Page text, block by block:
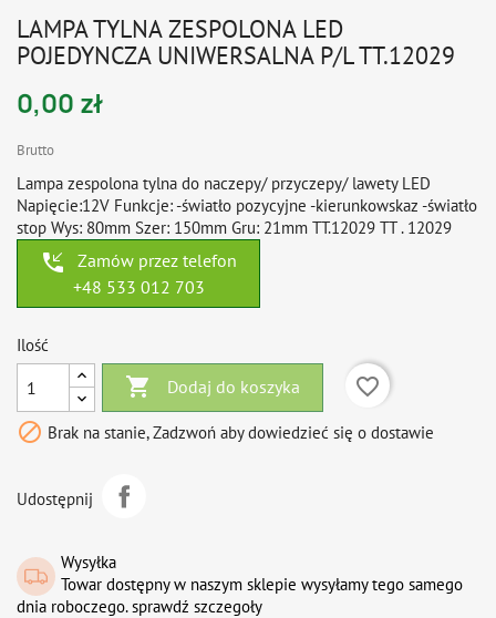
LAMPA TYLNA ZESPOLONA LED
POJEDYNCZA UNIWERSALNA P/L TT.12029
0,00 zł
Brutto
Lampa zespolona tylna do naczepy/ przyczepy/ lawety LED
Napięcie:12V Funkcje: -światło pozycyjne -kierunkowskaz -światło
stop Wys: 80mm Szer: 150mm Gru: 21mm TT.12029 TT . 12029
phone_callback
Zamów przez telefon
+48 533 012 703
Ilość
 Dodaj do koszyka
favorite_border
 Brak na stanie, Zadzwoń aby dowiedzieć się o dostawie
Udostępnij
Wysyłka
Towar dostępny w naszym sklepie wysyłamy tego samego
dnia roboczego. sprawdź szczegoły